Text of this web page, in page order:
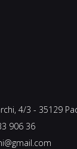
4/3 - 35129
906 36